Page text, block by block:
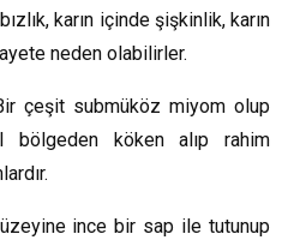
karın içinde şişkinlik, karın
neden olabilirler.
çeşit submüköz miyom olup
bölgeden köken alıp rahim
ince bir sap ile tutunup